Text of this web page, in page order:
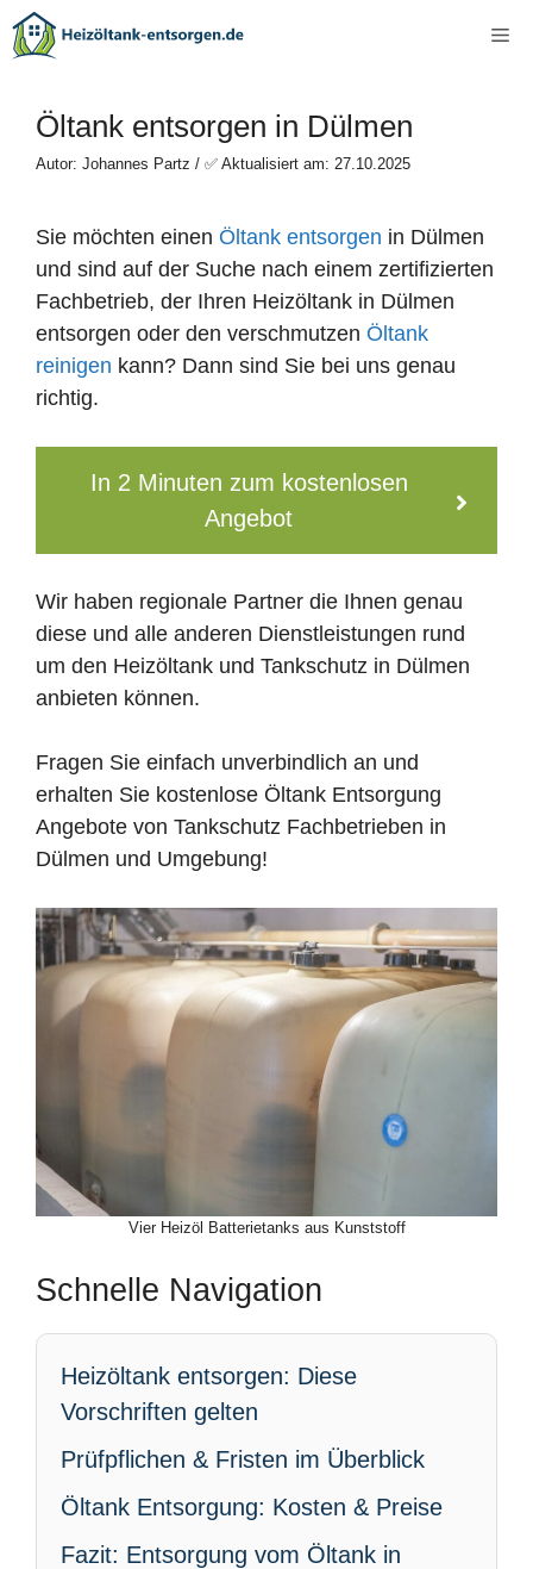
Zum
Inhalt
Öltank entsorgen in Dülmen
Autor: Johannes Partz / ✅ Aktualisiert am: 27.10.2025
Sie möchten einen Öltank entsorgen in Dülmen
und sind auf der Suche nach einem zertifizierten
Fachbetrieb, der Ihren Heizöltank in Dülmen
entsorgen oder den verschmutzen Öltank
reinigen kann? Dann sind Sie bei uns genau
richtig.
In 2 Minuten zum kostenlosen
Angebot
Wir haben regionale Partner die Ihnen genau
diese und alle anderen Dienstleistungen rund
um den Heizöltank und Tankschutz in Dülmen
anbieten können.
Fragen Sie einfach unverbindlich an und
erhalten Sie kostenlose Öltank Entsorgung
Angebote von Tankschutz Fachbetrieben in
Dülmen und Umgebung!
Vier Heizöl Batterietanks aus Kunststoff
Schnelle Navigation
Heizöltank entsorgen: Diese
Vorschriften gelten
Prüfpflichen & Fristen im Überblick
Öltank Entsorgung: Kosten & Preise
Fazit: Entsorgung vom Öltank in